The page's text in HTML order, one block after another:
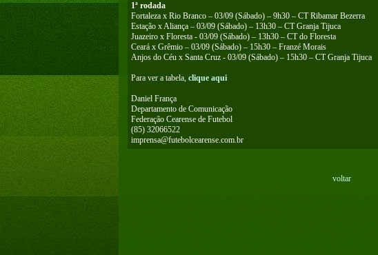
1ª rodada
Fortaleza x Rio Branco – 03/09 (Sábado) – 9h30 – CT Ribamar Bezerra
Estação x Aliança – 03/09 (Sábado) – 13h30 – CT Granja Tijuca
Juazeiro x Floresta - 03/09 (Sábado) – 13h30 – CT do Floresta
Ceará x Grêmio – 03/09 (Sábado) – 15h30 – Franzé Morais
Anjos do Céu x Santa Cruz - 03/09 (Sábado) – 15h30 – CT Granja Tijuca
Para ver a tabela, clique aqui
Daniel França
Departamento de Comunicação
Federação Cearense de Futebol
(85) 32066522
imprensa@futebolcearense.com.br
voltar